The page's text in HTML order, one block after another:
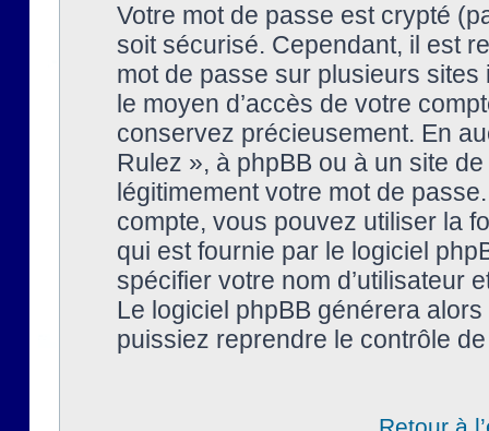
Votre mot de passe est crypté
soit sécurisé. Cependant, il est
mot de passe sur plusieurs
le moyen d’accès de votre
conservez précieusement. En
Rulez », à phpBB ou à un site
légitimement votre mot de
compte, vous pouvez utiliser la
qui est fournie par le logiciel
spécifier votre nom d’utilisateur
Le logiciel phpBB générera
puissiez reprendre le contrôle